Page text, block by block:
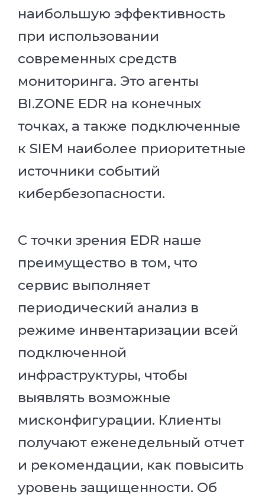
наибольшую эффективность
при использовании
современных средств
мониторинга. Это агенты
BI.ZONE EDR на конечных
точках, а также подключенные
к SIEM наиболее приоритетные
источники событий
кибербезопасности.
С точки зрения EDR наше
преимущество в том, что
сервис выполняет
периодический анализ в
режиме инвентаризации всей
подключенной
инфраструктуры, чтобы
выявлять возможные
мисконфигурации. Клиенты
получают еженедельный отчет
и рекомендации, как повысить
уровень защищенности. Об